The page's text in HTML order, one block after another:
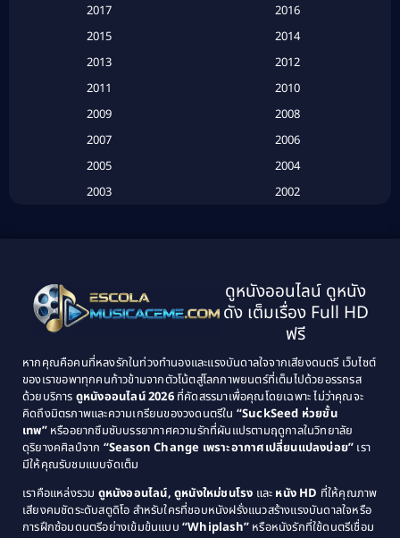
(134)
Classic หนังคลาสสิก(21)
Classic หนังคลาสสิก(25)
Comedy ตลก(46)
Comedy ตลก(515)
Coming of Age ก้าวพ้นวัย(1)
2017
2016
2015
2014
2013
2012
2011
2010
2009
2008
2007
2006
2005
2004
2003
2002
1995
1994
1993
1992
1989
1988
1987
1986
1985
1984
1983
1982
1979
1978
1976
1975
ดูหนังออนไลน์ ดูหนัง
ดัง เต็มเรื่อง Full HD
ฟรี
หากคุณคือคนที่หลงรักในท่วงทำนองและแรงบันดาลใจจากเสียงดนตรี เว็บไซต์
ของเราขอพาทุกคนก้าวข้ามจากตัวโน้ตสู่โลกภาพยนตร์ที่เต็มไปด้วยอรรถรส
ด้วยบริการ ดูหนังออนไลน์ 2026ที่คัดสรรมาเพื่อคุณโดยเฉพาะ ไม่ว่าคุณจะ
คิดถึงมิตรภาพและความเกรียนของวงดนตรีใน “SuckSeed ห่วยขั้น
เทพ”หรืออยากซึมซับบรรยากาศความรักที่ผันแปรตามฤดูกาลในวิทยาลัย
ดุริยางคศิลป์จาก “Season Change เพราะอากาศเปลี่ยนแปลงบ่อย” เรา
มีให้คุณรับชมแบบจัดเต็ม
เราคือแหล่งรวม ดูหนังออนไลน์, ดูหนังใหม่ชนโรง และ หนัง HD ที่ให้คุณภาพ
เสียงคมชัดระดับสตูดิโอ สำหรับใครที่ชอบหนังฝรั่งแนวสร้างแรงบันดาลใจหรือ
การฝึกซ้อมดนตรีอย่างเข้มข้นแบบ “Whiplash” หรือหนังรักที่ใช้ดนตรีเชื่อม